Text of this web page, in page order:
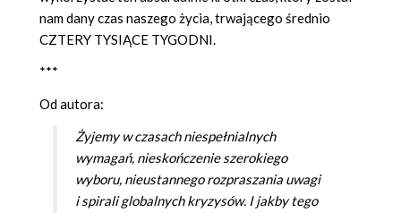
nam dany czas naszego życia, trwającego średnio
CZTERY TYSIĄCE TYGODNI.
***
Od autora:
Żyjemy w czasach niespełnialnych
wymagań, nieskończenie szerokiego
wyboru, nieustannego rozpraszania uwagi
i spirali globalnych kryzysów. I jakby tego